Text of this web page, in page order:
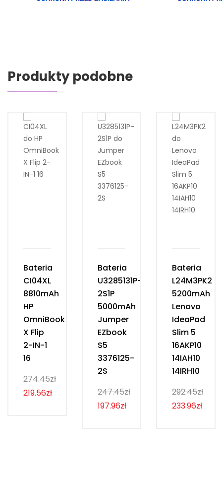
Produkty podobne
Bateria
CI04XL
8810mAh
HP
OmniBook
X Flip
2-IN-1
16
274.45zł
219.56zł
Bateria
U3285131P-
2S1P
5000mAh
Jumper
EZbook
S5
3376125-
2S
247.45zł
197.96zł
Bateria
L24M3PK2
5200mAh
Lenovo
IdeaPad
Slim 5
16AKP10
14IAH10
14IRH10
292.45zł
233.96zł